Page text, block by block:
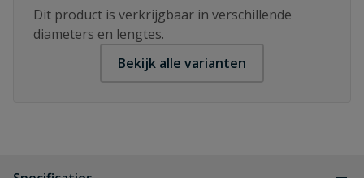
Dit product is verkrijgbaar in verschillende
diameters en lengtes.
Bekijk alle varianten